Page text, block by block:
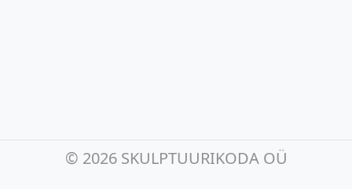
© 2026 SKULPTUURIKODA OÜ